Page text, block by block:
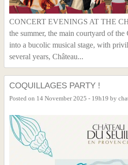
CONCERT EVENINGS AT THE
the summer, the main courtyard of the
into a bucolic musical stage, with
several years, Château...
COQUILLAGES PARTY !
Posted on 14 November 2025 - 19h19 by